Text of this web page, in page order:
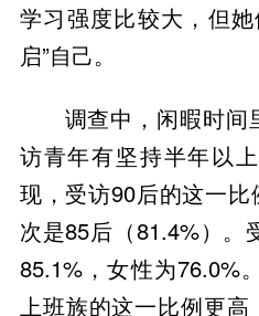
学习强度比较大，但
启”自己。
调查中，闲暇时间
访青年有坚持半年以
现，受访90后的这一
次是85后（81.4%）。
85.1%，女性为76.0%
上班族的这一比例更